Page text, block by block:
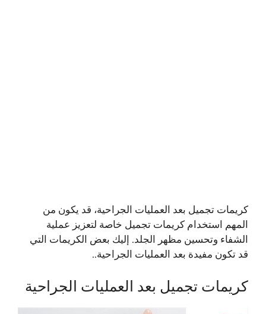
كريمات تجميل بعد العمليات الجراحية، قد يكون من
المهم استخدام كريمات تجميل خاصة لتعزيز عملية
الشفاء وتحسين مظهر الجلد. إليك بعض الكريمات التي
قد تكون مفيدة بعد العمليات الجراحية..
كريمات تجميل بعد العمليات الجراحية